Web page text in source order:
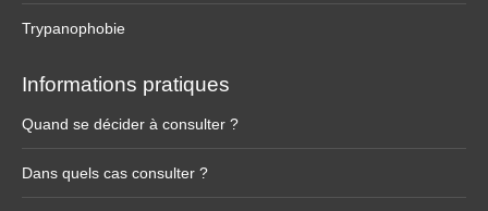
Trypanophobie
Informations pratiques
Quand se décider à consulter ?
Dans quels cas consulter ?